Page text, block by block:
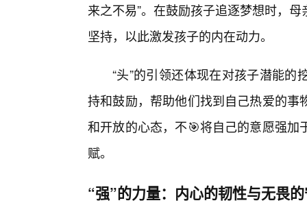
来之不易”。在鼓励孩子追逐梦想时，
坚持，以此激发孩子的内在动力。
“头”的引领还体现在对孩子潜能
持和鼓励，帮助他们找到自己热爱的
和开放的心态，不🎯将自己的意愿强
赋。
“强”的力量：内心的韧性与无畏